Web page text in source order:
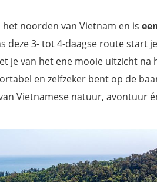
Na Hills
Crazy House
waterval
tijdens een foodtour of kookworkshop
Ha Long Bay
leer alles over Vietnamese koffie
het noorden van Vietnam en is
deze 3- tot 4-daagse route start
je van het ene mooie uitzicht
en zelfzeker bent op de
Vietnamese natuur, avontuur